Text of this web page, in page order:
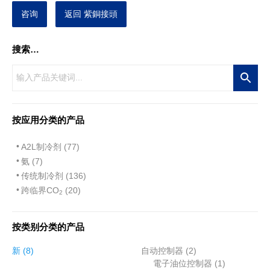
搜索…
按应用分类的产品
A2L制冷剂 (77)
氨 (7)
传统制冷剂 (136)
跨临界CO2 (20)
按类别分类的产品
新 88
自动控制器 22
个
電子油位控制器 1 1
咨询 返回 紫銅接頭